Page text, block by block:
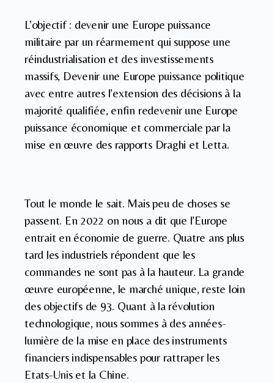
L’objectif : devenir une Europe puissance
militaire par un réarmement qui suppose une
réindustrialisation et des investissements
massifs, Devenir une Europe puissance politique
avec entre autres l’extension des décisions à la
majorité qualifiée, enfin redevenir une Europe
puissance économique et commerciale par la
mise en œuvre des rapports Draghi et Letta.
Tout le monde le sait. Mais peu de choses se
passent. En 2022 on nous a dit que l’Europe
entrait en économie de guerre. Quatre ans plus
tard les industriels répondent que les
commandes ne sont pas à la hauteur. La grande
œuvre européenne, le marché unique, reste loin
des objectifs de 93. Quant à la révolution
technologique, nous sommes à des années-
lumière de la mise en place des instruments
financiers indispensables pour rattraper les
Etats-Unis et la Chine.